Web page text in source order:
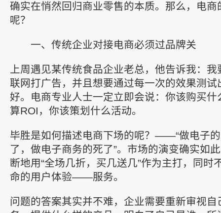
确实在悄然回归商业零售的本质。那么，电
呢？
一、传统企业对接电商必须过品牌关
上周遇见某传统食品企业老总，他告诉我：
联网打广告，并且想要通过每一次的效果测
好。电商专业人士一定立即会说：你该购买
算ROI，你该策划什么活动。
毕胜是如何描述电商下场的呢？——“做电子
了，做电子商务的死了”。市场的演变确实如
断地用“全场几折，买几送几”作为主打，同时
命的用户体验——服务。
问题的答案其实并不难，企业需要重新审视